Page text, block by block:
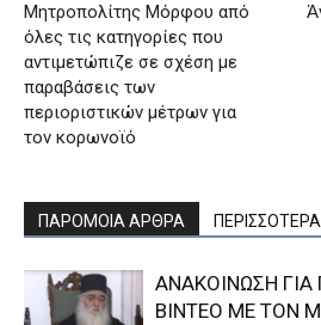
Μητροπολίτης Μόρφου από
όλες τις κατηγορίες που
αντιμετώπιζε σε σχέση με
παραβάσεις των
περιοριστικών μέτρων για
τον κορωνοϊό
ΠΑΡΟΜΟΙΑ ΑΡΘΡΑ ΠΕΡΙΣΣΟΤΕΡΑ
ΑΝΑΚΟΙΝΩΣΗ
ΒΙΝΤΕΟ ΜΕ ΤΟΝ